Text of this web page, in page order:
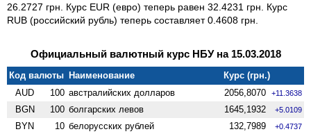
26.2727 грн. Курс EUR (евро) теперь равен 32.4231 грн. Курс
RUB (российский рубль) теперь составляет 0.4608 грн.
Официальный валютный курс НБУ на 15.03.2018
Код валюты Наименование
Курс (грн.)
AUD
100 австралийских долларов 2056,8070 +11.3638
BGN 100 болгарских левов 1645,1932 +5.0109
BYN 10 белорусских рублей 132,7989 +0.4737